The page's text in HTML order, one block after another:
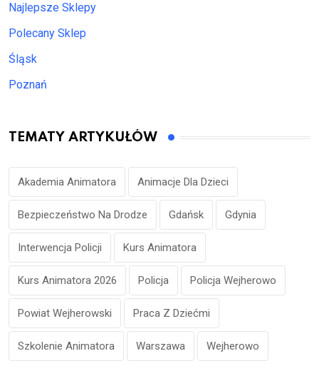
Najlepsze Sklepy
Polecany Sklep
Śląsk
Poznań
TEMATY ARTYKUŁÓW
Akademia Animatora Animacje Dla Dzieci
Bezpieczeństwo Na Drodze Gdańsk Gdynia
Interwencja Policji Kurs Animatora
Kurs Animatora 2026 Policja Policja Wejherowo
Powiat Wejherowski Praca Z Dziećmi
Szkolenie Animatora Warszawa Wejherowo